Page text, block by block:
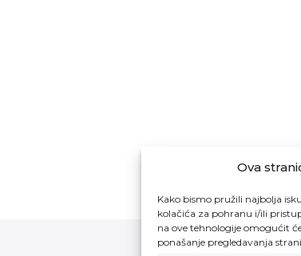
Ova
Kako bismo pružili najbolja
kolačića za pohranu i/ili
na ove tehnologije omogućit
ponašanje pregledavanja